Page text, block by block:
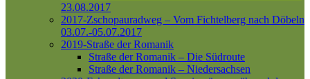
23.08.2017
2017-Zschopauradweg – Vom Fichtelberg nach Döbeln
03.07.-05.07.2017
2019-Straße der Romanik
Straße der Romanik – Die Südroute
Straße der Romanik – Niedersachsen